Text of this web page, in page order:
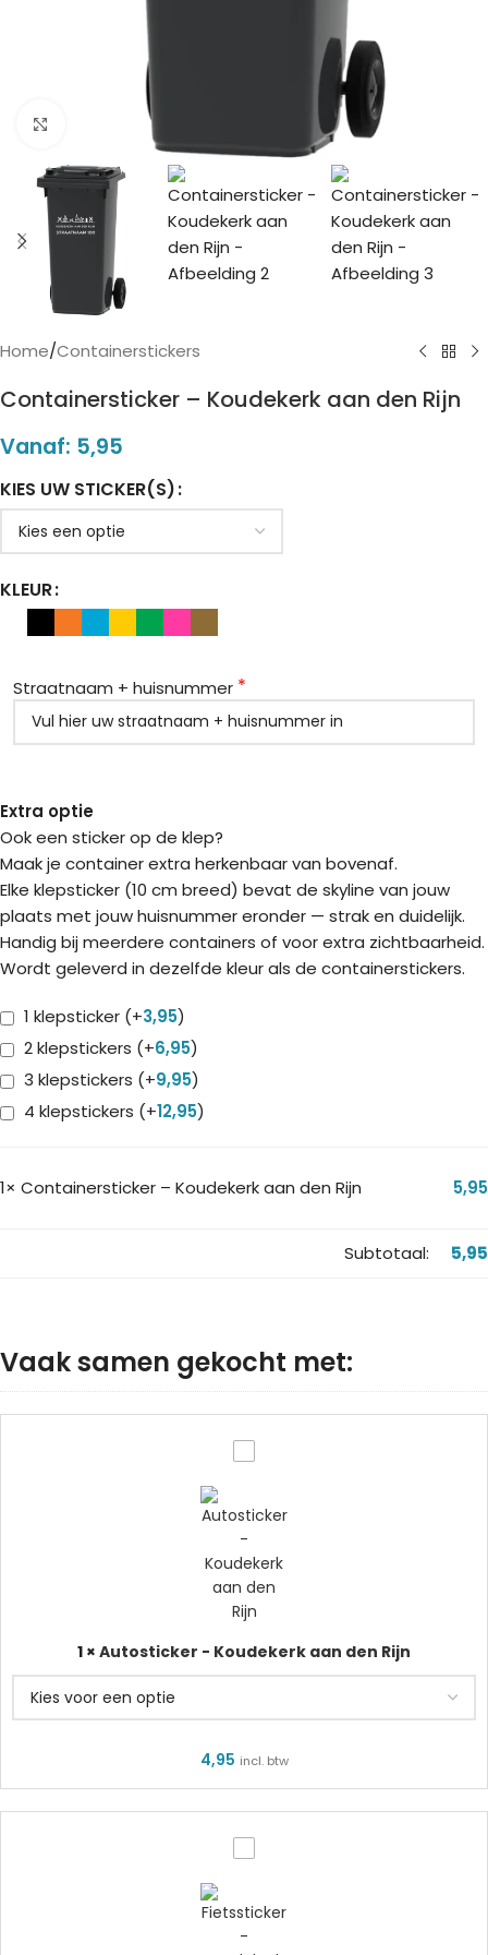
Click to enlarge
Home/Containerstickers
Containersticker – Koudekerk aan den Rijn
Vanaf: 5,95
KIES UW STICKER(S)
KLEUR
Straatnaam + huisnummer *
Extra optie
Ook een sticker op de klep?
Maak je container extra herkenbaar van bovenaf.
Elke klepsticker (10 cm breed) bevat de skyline van jouw
plaats met jouw huisnummer eronder — strak en duidelijk.
Handig bij meerdere containers of voor extra zichtbaarheid.
Wordt geleverd in dezelfde kleur als de containerstickers.
1 klepsticker (+3,95)
2 klepstickers (+6,95)
3 klepstickers (+9,95)
4 klepstickers (+12,95)
1× Containersticker – Koudekerk aan den Rijn 5,95
Subtotaal: 5,95
Vaak samen gekocht met:
1 × Autosticker - Koudekerk aan den Rijn
4,95 incl. btw